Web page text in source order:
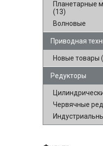
Планетарные
(13)
Волновые
Приводная
Новые товары
Редукторы
Червячные